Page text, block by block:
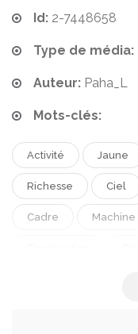
Id: 2-7448658
Type de média:
Auteur: Paha_L
Mots-clés:
Activité Jaune
Richesse Ciel
Cadre Machine